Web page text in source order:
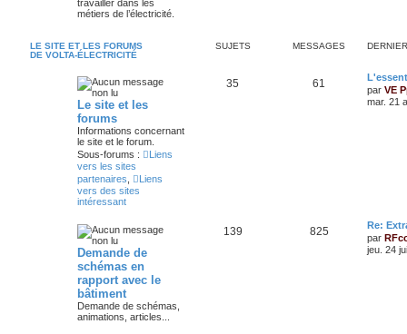
travailler dans les
métiers de l’électricité.
LE SITE ET LES FORUMS
DE VOLTA-ÉLECTRICITÉ
SUJETS MESSAGES
Le site et les
forums
Informations concernant
le site et le forum.
Sous-forums :
Liens
vers les sites
partenaires
Liens
vers des sites
intéressant
35 61
par VE
mar. 21
Demande de
schémas en
rapport avec le
bâtiment
Demande de schémas,
animations, articles...
139 825
Re:
par
jeu. 24